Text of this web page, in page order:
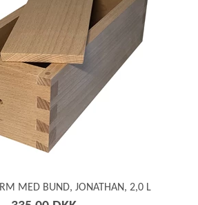
MED BUND, JONATHAN, 2,0 L